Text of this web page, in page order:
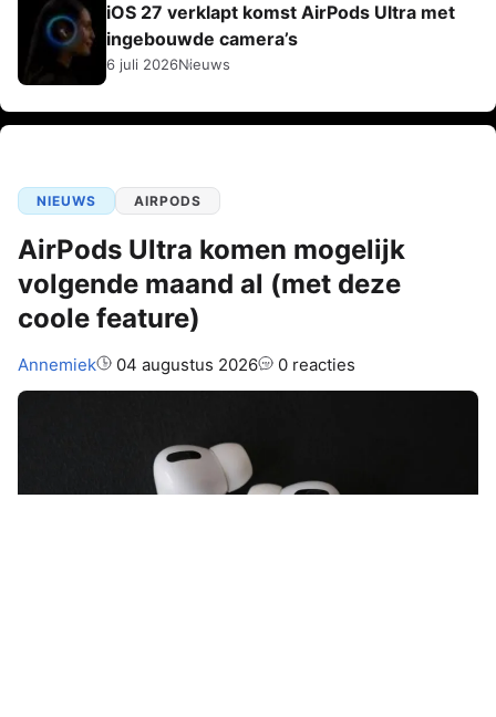
iOS 27 verklapt komst AirPods Ultra met
ingebouwde camera’s
6 juli 2026Nieuws
NIEUWS AIRPODS
AirPods Ultra komen mogelijk
volgende maand al (met deze
coole feature)
Auteur:
Annemiek 04 augustus 2026 0 reacties